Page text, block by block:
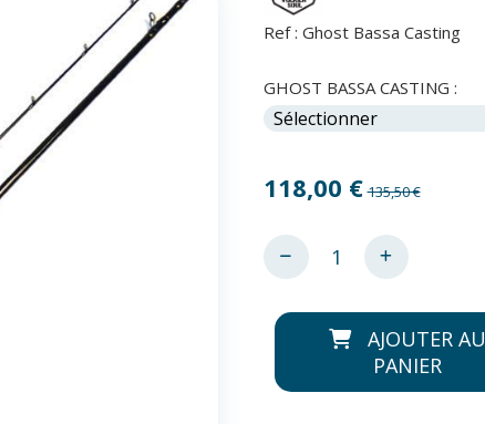
Ref : Ghost Bassa Casting
GHOST BASSA CASTING :
118,00 € 135,50 €
AJOUTER AU
PANIER